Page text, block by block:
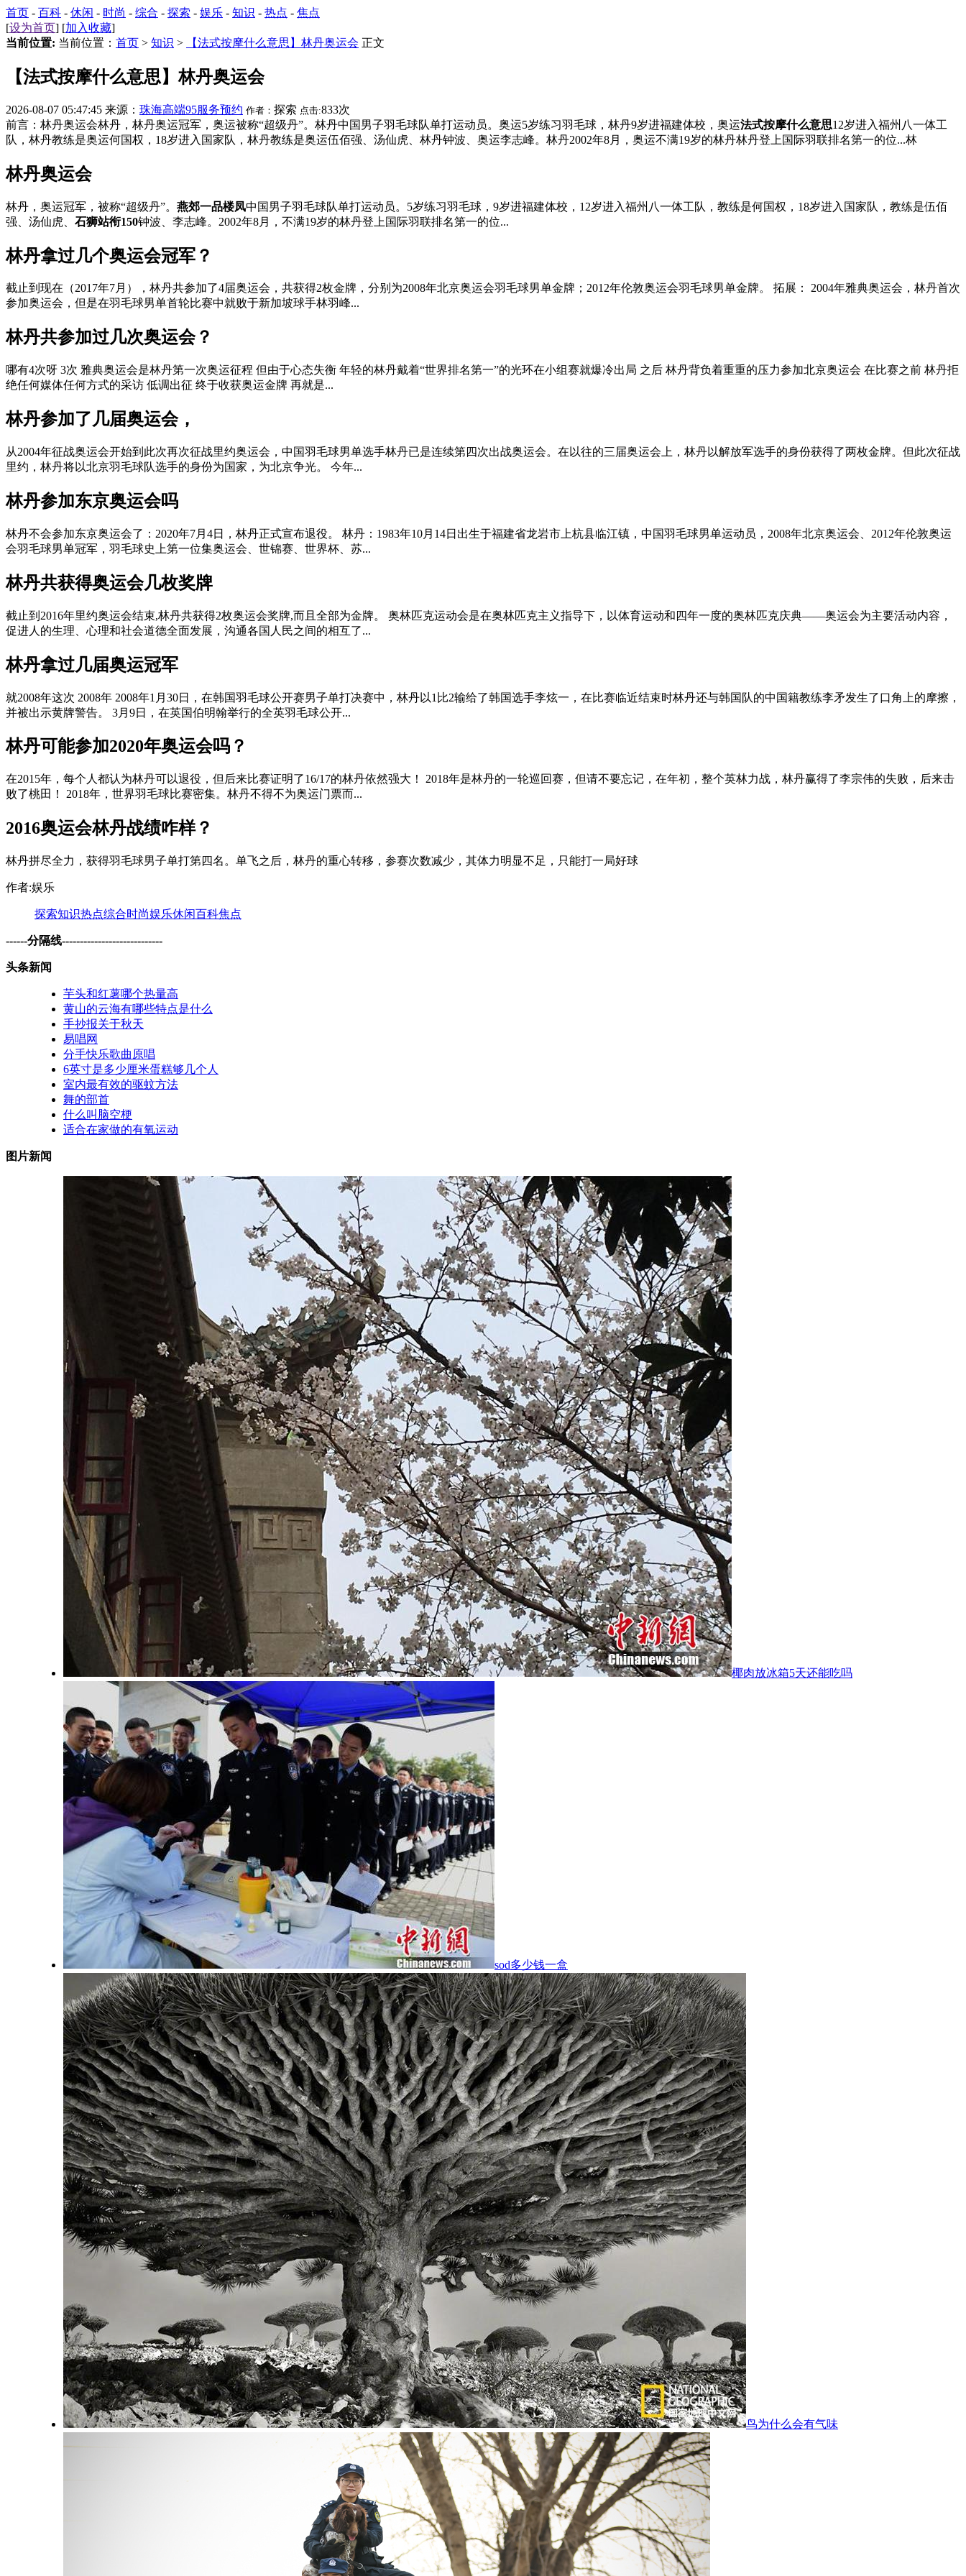
首页 - 百科 - 休闲 - 时尚 - 综合 - 探索 - 娱乐 - 知识 - 热点 - 焦点
[设为首页] [加入收藏]
当前位置: 当前位置： 首页 > 知识 > 【法式按摩什么意思】林丹奥运会 正文
【法式按摩什么意思】林丹奥运会
2026-08-07 05:47:45 来源： 珠海高端95服务预约 作者： 探索 点击:833次
前言：林丹奥运会林丹，林丹奥运冠军，奥运被称“超级丹”。林丹中国男子羽毛球队单打运动员。奥运5岁练习羽毛球，林丹9岁进福建体校，奥运法式按摩什么意思12岁进入福州八一体工
队，林丹教练是奥运何国权，18岁进入国家队，林丹教练是奥运伍佰强、汤仙虎、林丹钟波、奥运李志峰。林丹2002年8月，奥运不满19岁的林丹林丹登上国际羽联排名第一的位...林
林丹奥运会
林丹，奥运冠军，被称“超级丹”。 燕郊一品楼凤中国男子羽毛球队单打运动员。5岁练习羽毛球，9岁进福建体校，12岁进入福州八一体工队，教练是何国权，18岁进入国家队，教练是伍佰
强、汤仙虎、 石狮站衔150钟波、李志峰。2002年8月，不满19岁的林丹登上国际羽联排名第一的位...
林丹拿过几个奥运会冠军？
截止到现在（2017年7月），林丹共参加了4届奥运会，共获得2枚金牌，分别为2008年北京奥运会羽毛球男单金牌；2012年伦敦奥运会羽毛球男单金牌。 拓展： 2004年雅典奥运会，林丹首次
参加奥运会，但是在羽毛球男单首轮比赛中就败于新加坡球手林羽峰...
林丹共参加过几次奥运会？
哪有4次呀 3次 雅典奥运会是林丹第一次奥运征程 但由于心态失衡 年轻的林丹戴着“世界排名第一”的光环在小组赛就爆冷出局 之后 林丹背负着重重的压力参加北京奥运会 在比赛之前 林丹拒
绝任何媒体任何方式的采访 低调出征 终于收获奥运金牌 再就是...
林丹参加了几届奥运会，
从2004年征战奥运会开始到此次再次征战里约奥运会，中国羽毛球男单选手林丹已是连续第四次出战奥运会。在以往的三届奥运会上，林丹以解放军选手的身份获得了两枚金牌。但此次征战
里约，林丹将以北京羽毛球队选手的身份为国家，为北京争光。 今年...
林丹参加东京奥运会吗
林丹不会参加东京奥运会了：2020年7月4日，林丹正式宣布退役。 林丹：1983年10月14日出生于福建省龙岩市上杭县临江镇，中国羽毛球男单运动员，2008年北京奥运会、2012年伦敦奥运
会羽毛球男单冠军，羽毛球史上第一位集奥运会、世锦赛、世界杯、苏...
林丹共获得奥运会几枚奖牌
截止到2016年里约奥运会结束,林丹共获得2枚奥运会奖牌,而且全部为金牌。 奥林匹克运动会是在奥林匹克主义指导下，以体育运动和四年一度的奥林匹克庆典——奥运会为主要活动内容，
促进人的生理、心理和社会道德全面发展，沟通各国人民之间的相互了...
林丹拿过几届奥运冠军
就2008年这次 2008年 2008年1月30日，在韩国羽毛球公开赛男子单打决赛中，林丹以1比2输给了韩国选手李炫一，在比赛临近结束时林丹还与韩国队的中国籍教练李矛发生了口角上的摩擦，
并被出示黄牌警告。 3月9日，在英国伯明翰举行的全英羽毛球公开...
林丹可能参加2020年奥运会吗？
在2015年，每个人都认为林丹可以退役，但后来比赛证明了16/17的林丹依然强大！ 2018年是林丹的一轮巡回赛，但请不要忘记，在年初，整个英林力战，林丹赢得了李宗伟的失败，后来击
败了桃田！ 2018年，世界羽毛球比赛密集。林丹不得不为奥运门票而...
2016奥运会林丹战绩咋样？
林丹拼尽全力，获得羽毛球男子单打第四名。单飞之后，林丹的重心转移，参赛次数减少，其体力明显不足，只能打一局好球
作者:娱乐
探索知识热点综合时尚娱乐休闲百科焦点
------分隔线----------------------------
头条新闻
芋头和红薯哪个热量高
黄山的云海有哪些特点是什么
手抄报关于秋天
易唱网
分手快乐歌曲原唱
6英寸是多少厘米蛋糕够几个人
室内最有效的驱蚊方法
舞的部首
什么叫脑空梗
适合在家做的有氧运动
图片新闻
椰肉放冰箱5天还能吃吗
sod多少钱一盒
鸟为什么会有气味